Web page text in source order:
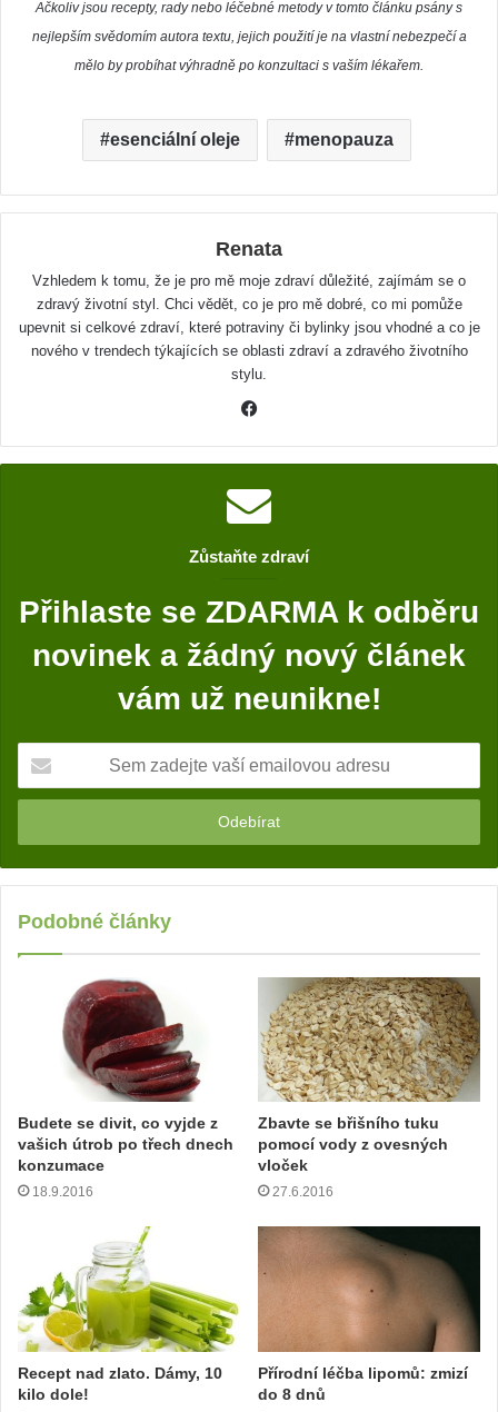
Ačkoliv jsou recepty, rady nebo léčebné metody v tomto článku psány s
nejlepším svědomím autora textu, jejich použití je na vlastní nebezpečí a
mělo by probíhat výhradně po konzultaci s vaším lékařem.
esenciální oleje menopauza
Renata
Vzhledem k tomu, že je pro mě moje zdraví důležité, zajímám se o
zdravý životní styl. Chci vědět, co je pro mě dobré, co mi pomůže
upevnit si celkové zdraví, které potraviny či bylinky jsou vhodné a co je
nového v trendech týkajících se oblasti zdraví a zdravého životního
stylu.
c
e
b
Zůstaňte zdraví
Přihlaste se ZDARMA k odběru
novinek a žádný nový článek
vám už neunikne!
m
a
d
j
e
a
i
l
o
d
r
s
Podobné články
Budete se divit, co vyjde z
vašich útrob po třech dnech
konzumace
18.9.2016
Zbavte se břišního tuku
pomocí vody z ovesných
vloček
27.6.2016
Recept nad zlato. Dámy, 10
kilo dole!
Přírodní léčba lipomů: zmizí
do 8 dnů